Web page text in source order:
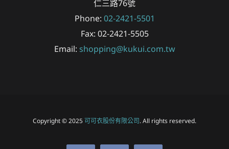
仁三路76號
Phone: 02-2421-5501
Fax: 02-2421-5505
Email: shopping@kukui.com.tw
Copyright © 2025可可衣股份有限公司. All rights reserved.